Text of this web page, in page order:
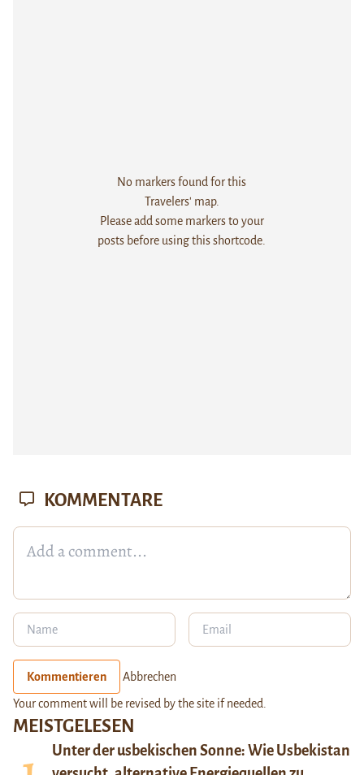
No markers found for this
Travelers' map.
Please add some markers to your
posts before using this shortcode.
MEISTGELESEN
Unter der usbekischen Sonne: Wie Usbekistan
KOMMENTARE
Kommentieren Abbrechen
Your comment will be revised by the site if needed.